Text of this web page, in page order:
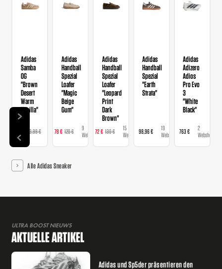
Adidas
Samba
OG
"Brown
Desert
Warm
Vanilla"
129,99 €
Webshops
Adidas
Handball
Spezial
Loafer
"Magic
Beige
Gum"
78 € 120 €
9
Webshops
Adidas
Handball
Spezial
Loafer
"Leopard
Print
Dark
Brown"
72 € 130 €
15
Webshops
Adidas
Handball
Spezial
"Earth
Strata"
98,96 €
19
Webshops
Adidas
Adizero
Adios
Pro Evo
3
"White
Black"
763 €
2
Webshops
Alle Adidas Sneaker
ULTRA BOOST NIEUWS
AKTUELLE ARTIKEL
Adidas und Sp5der präsentieren den